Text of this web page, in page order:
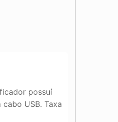
possuí
USB. Taxa